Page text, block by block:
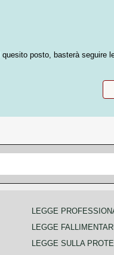
posto, basterà seguire
LEGGE
LEGGE
LEGGE SULLA